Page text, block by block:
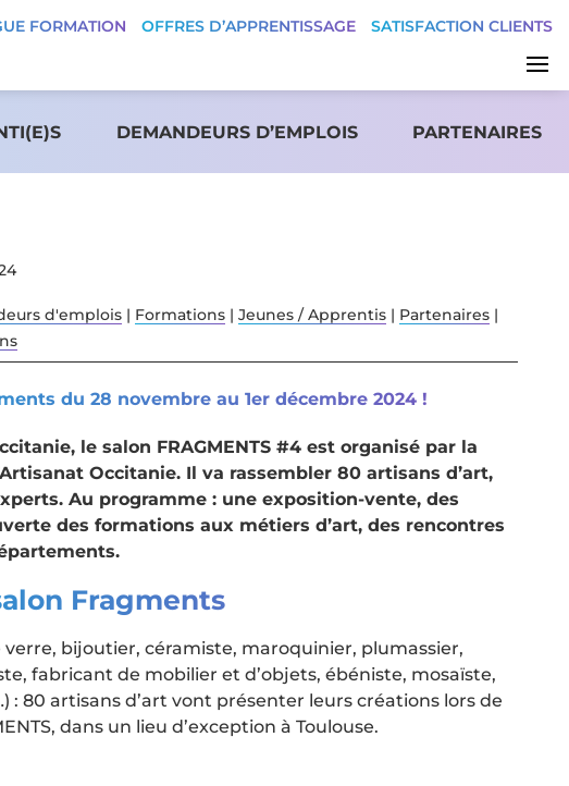
FORMATION OFFRES D’APPRENTISSAGE SATISFACTION CLIENTS
DEMANDEURS D’EMPLOIS PARTENAIRES
d'emplois | Formations | Jeunes / Apprentis | Partenaires |
du 28 novembre au 1er décembre 2024 !
le salon FRAGMENTS #4 est organisé par la
Occitanie. Il va rassembler 80 artisans d’art,
Au programme : une exposition-vente, des
des formations aux métiers d’art, des rencontres
Fragments
bijoutier, céramiste, maroquinier, plumassier,
fabricant de mobilier et d’objets, ébéniste, mosaïste,
: 80 artisans d’art vont présenter leurs créations lors de
dans un lieu d’exception à Toulouse.